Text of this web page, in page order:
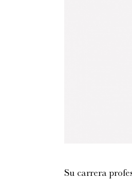
Su carrera